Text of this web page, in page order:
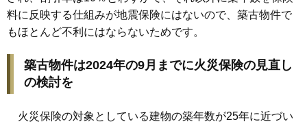
料に反映する仕組みが地震保険にはないので、築古物件で
もほとんど不利にはならないためです。
築古物件は2024年の9月までに火災保険の見直し
の検討を
火災保険の対象としている建物の築年数が25年に近づい